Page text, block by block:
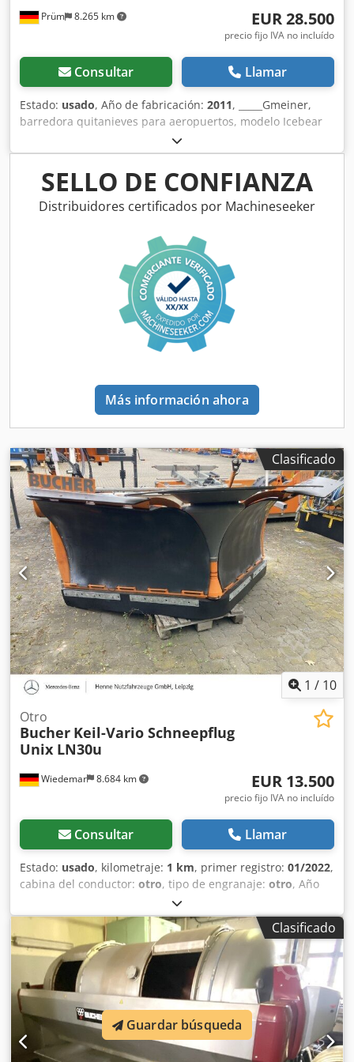
garantía. La venta se realiza excluyendo cualquier
Prüm 8.265 km EUR 28.500
precio fijo IVA no incluído
Consultar Llamar
Estado: usado, Año de fabricación: 2011, _____Gmeiner,
barredora quitanieves para aeropuertos, modelo Icebear
2D, capacidad de 5000 litros de sal y 3000 litros de
salmuera, anchura de esparcimiento de 24 metros, motor
montado en la estructura, montaje sobre plataforma
elevadora de gancho, ubicación: 54595 Prüm.
Dksdpezdmtcsfx Ac Uer
SELLO DE CONFIANZA
Distribuidores certificados por Machineseeker
Más información ahora
Clasificado
1 / 10
Wiedemar 8.684 km
Otro
Bucher Keil-Vario Schneepflug
Unix LN30u
EUR 13.500
precio fijo IVA no incluído
Consultar Llamar
Estado: usado, kilometraje: 1 km, primer registro: 01/2022,
cabina del conductor: otro, tipo de engranaje: otro, Año
, * Cuchilla quitanieves tipo Vario-Keil
* Ancho de despeje en posición recta: 3,00 m * Ancho de
despeje en posición K: aprox. 2,40 m * Ancho de despeje
unilateral: aprox. 2,50 m * Giro hidráulico de las alas,
posible individualmente * Válvula de cambio para
compensación del cilindro de giro * Grupo adaptador para
placa de montaje Gr. 3 * Protector contra salpicaduras *
Iluminación del arado/luces de posición * Listones de
desgaste de plástico/Vulkolan aprox. 80% Djdpfx Aszfalusc
Ujkr Otros datos: * Posibilidad de aceptar y comprar
Clasificado
Guardar búsqueda